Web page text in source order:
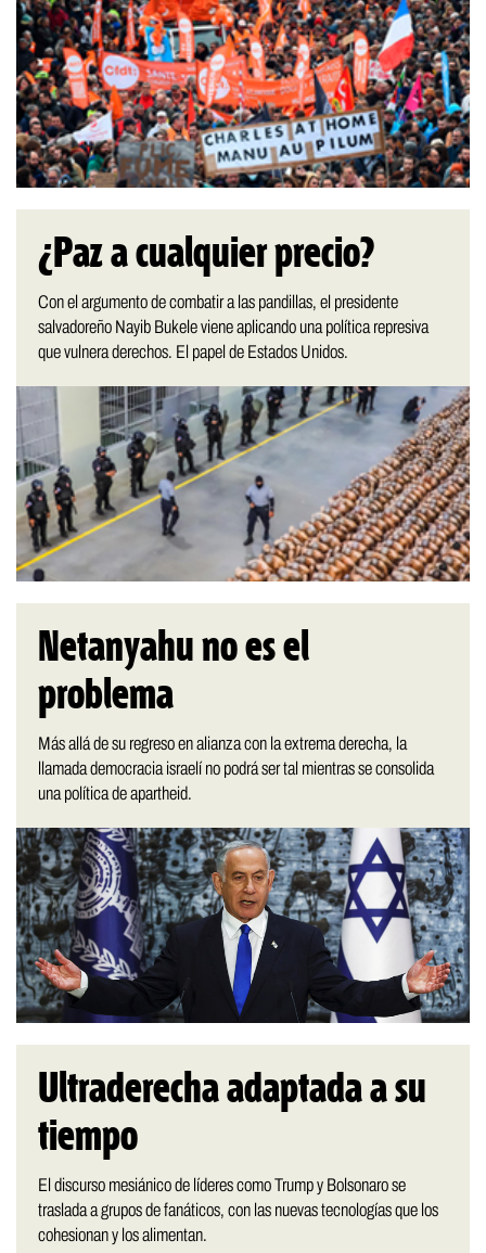
¿Paz a cualquier precio?
Con el argumento de combatir a las pandillas, el presidente
salvadoreño Nayib Bukele viene aplicando una política represiva
que vulnera derechos. El papel de Estados Unidos.
Netanyahu no es el
problema
Más allá de su regreso en alianza con la extrema derecha, la
llamada democracia israelí no podrá ser tal mientras se consolida
una política de apartheid.
Ultraderecha adaptada a su
tiempo
El discurso mesiánico de líderes como Trump y Bolsonaro se
traslada a grupos de fanáticos, con las nuevas tecnologías que los
cohesionan y los alimentan.